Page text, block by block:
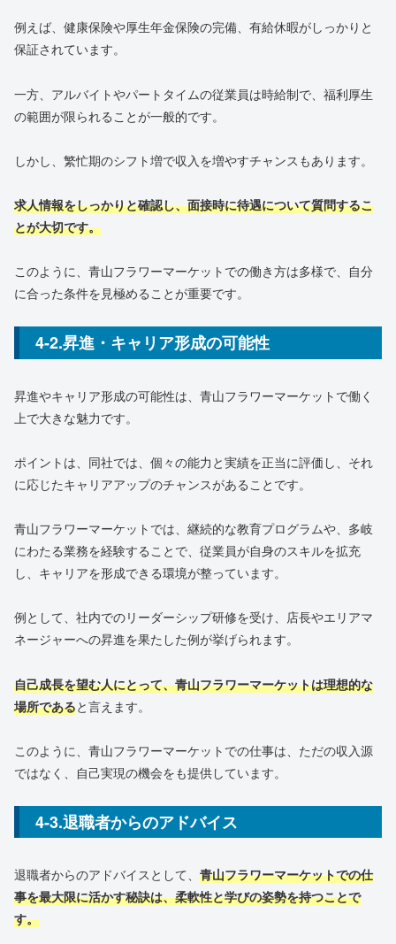
例えば、健康保険や厚生年金保険の完備、有給休暇がしっかりと
保証されています。
一方、アルバイトやパートタイムの従業員は時給制で、福利厚生
の範囲が限られることが一般的です。
しかし、繁忙期のシフト増で収入を増やすチャンスもあります。
求人情報をしっかりと確認し、面接時に待遇について質問するこ
とが大切です。
このように、青山フラワーマーケットでの働き方は多様で、自分
に合った条件を見極めることが重要です。
4-2.昇進・キャリア形成の可能性
昇進やキャリア形成の可能性は、青山フラワーマーケットで働く
上で大きな魅力です。
ポイントは、同社では、個々の能力と実績を正当に評価し、それ
に応じたキャリアアップのチャンスがあることです。
青山フラワーマーケットでは、継続的な教育プログラムや、多岐
にわたる業務を経験することで、従業員が自身のスキルを拡充
し、キャリアを形成できる環境が整っています。
例として、社内でのリーダーシップ研修を受け、店長やエリアマ
ネージャーへの昇進を果たした例が挙げられます。
自己成長を望む人にとって、青山フラワーマーケットは理想的な
場所であると言えます。
このように、青山フラワーマーケットでの仕事は、ただの収入源
ではなく、自己実現の機会をも提供しています。
4-3.退職者からのアドバイス
退職者からのアドバイスとして、 青山フラワーマーケットでの仕
事を最大限に活かす秘訣は、柔軟性と学びの姿勢を持つことで
す。